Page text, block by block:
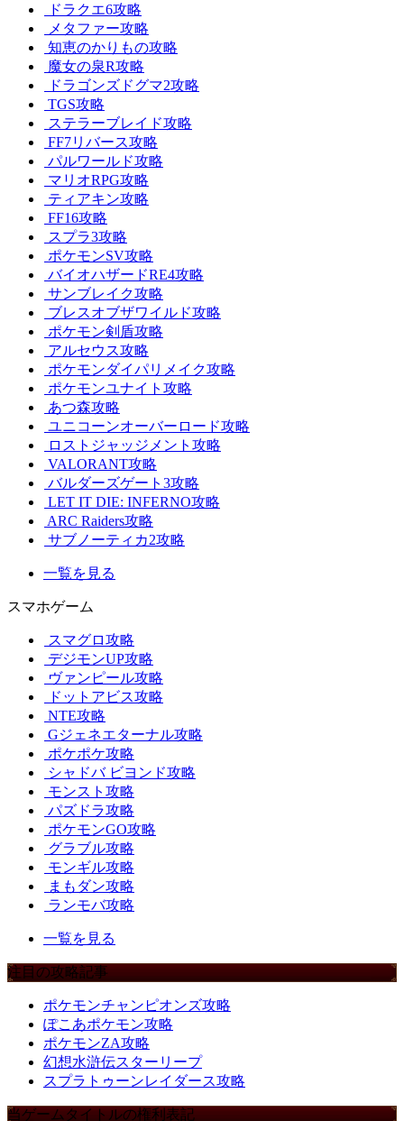
ドラクエ6攻略
メタファー攻略
知恵のかりもの攻略
魔女の泉R攻略
ドラゴンズドグマ2攻略
TGS攻略
ステラーブレイド攻略
FF7リバース攻略
パルワールド攻略
マリオRPG攻略
ティアキン攻略
FF16攻略
スプラ3攻略
ポケモンSV攻略
バイオハザードRE4攻略
サンブレイク攻略
ブレスオブザワイルド攻略
ポケモン剣盾攻略
アルセウス攻略
ポケモンダイパリメイク攻略
ポケモンユナイト攻略
あつ森攻略
ユニコーンオーバーロード攻略
ロストジャッジメント攻略
VALORANT攻略
バルダーズゲート3攻略
LET IT DIE: INFERNO攻略
ARC Raiders攻略
サブノーティカ2攻略
一覧を見る
スマホゲーム
スマグロ攻略
デジモンUP攻略
ヴァンピール攻略
ドットアビス攻略
NTE攻略
Gジェネエターナル攻略
ポケポケ攻略
シャドバ ビヨンド攻略
モンスト攻略
パズドラ攻略
ポケモンGO攻略
グラブル攻略
モンギル攻略
まもダン攻略
ランモバ攻略
一覧を見る
注目の攻略記事
ポケモンチャンピオンズ攻略
ぽこあポケモン攻略
ポケモンZA攻略
幻想水滸伝スターリープ
スプラトゥーンレイダース攻略
当ゲームタイトルの権利表記